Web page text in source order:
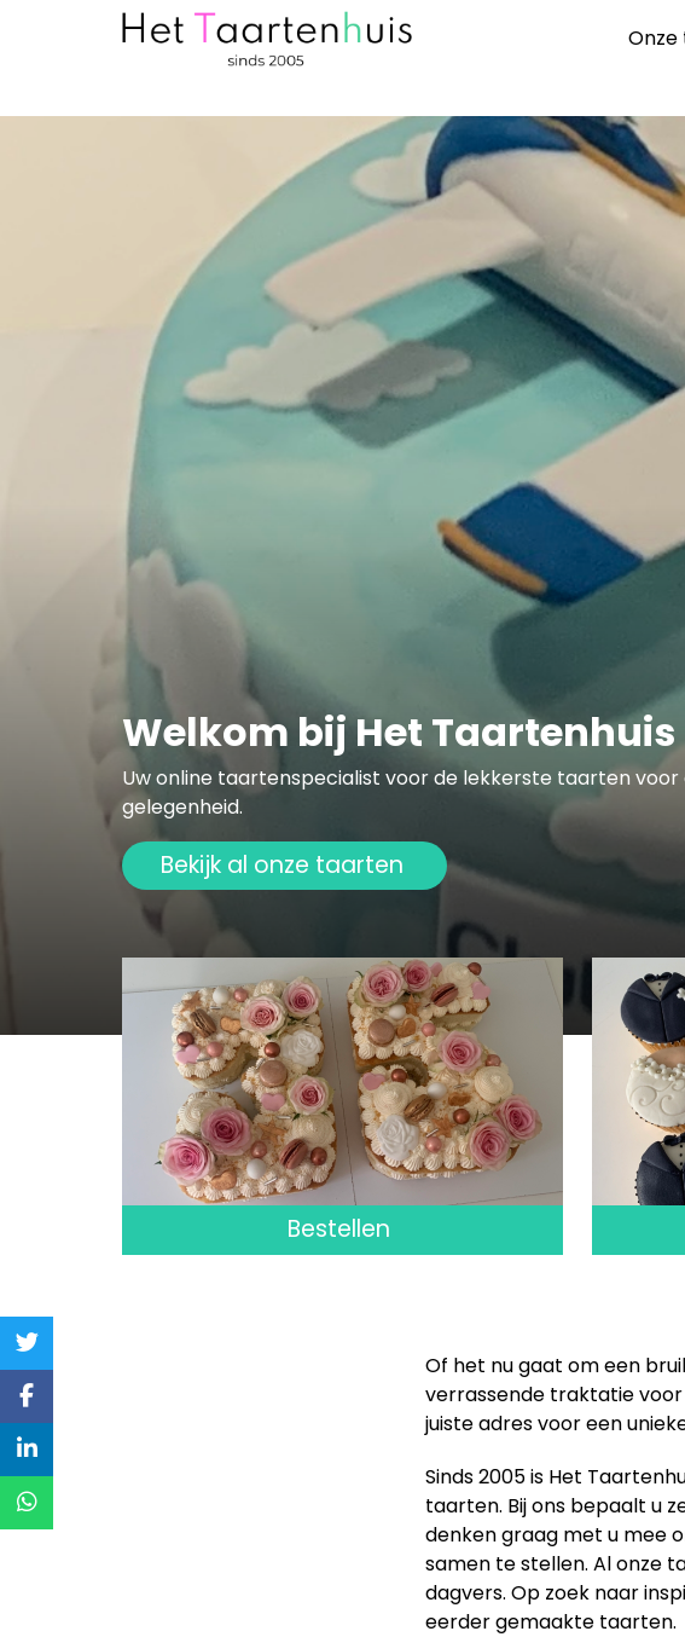
Welkom bij Het Taartenhuis
Uw online taartenspecialist voor de lekkerste taarten voor
gelegenheid.
Bekijk al onze taarten
Bestellen
Of het nu gaat om een
verrassende traktatie
juiste adres voor een
Sinds 2005 is Het
taarten. Bij ons bepaalt u
denken graag met u mee
samen te stellen. Al onze
dagvers. Op zoek naar
eerder gemaakte taarten.